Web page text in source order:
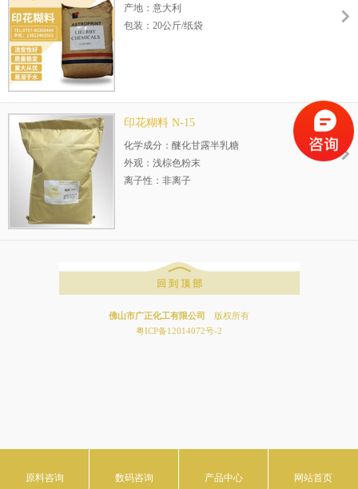
产地：意大利
包装：20公斤/纸袋
印花糊料 N-15
化学成分：醚化甘露半乳糖
外观：浅棕色粉末
离子性：非离子
回 到 顶 部
佛山市广正化工有限公司
版权所有
粤ICP备12014072号-2
原料咨询 数码咨询 产品中心 网站首页